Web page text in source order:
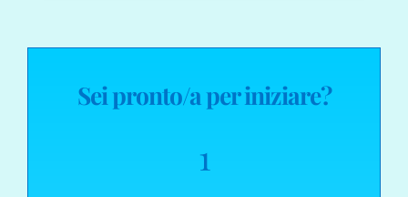
Sei pronto/a per iniziare?
1